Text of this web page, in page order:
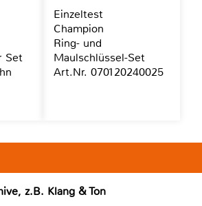
z.B. Klang & Ton
Set
Einzeltest
Champion
Ring- und
Maulschlüssel-Set
Art.Nr. 070120240025